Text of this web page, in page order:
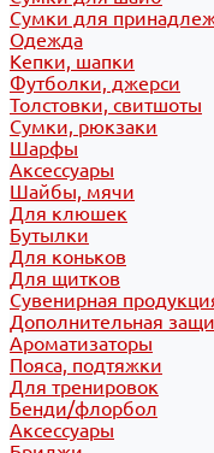
Сумки для
Одежда
Кепки, шапки
Футболки, джерси
Толстовки, свитшоты
Сумки, рюкзаки
Шарфы
Аксессуары
Шайбы, мячи
Для клюшек
Бутылки
Для коньков
Для щитков
Сувенирная
Дополнительная
Ароматизаторы
Пояса, подтяжки
Для тренировок
Бенди/флорбол
Аксессуары